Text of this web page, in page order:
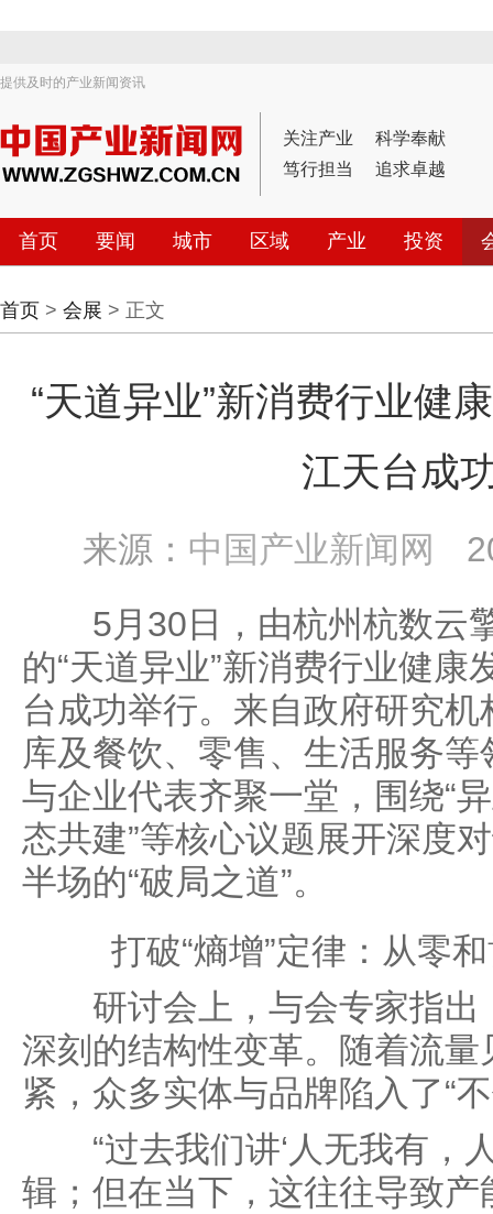
提供及时的产业新闻资讯
关注产业
科学奉献
笃行担当
追求卓越
首页 要闻 城市 区域 产业 投资
首页 > 会展 > 正文
“天道异业”新消费行业健
江天台成
来源： 中国产业新闻网
5月30日，由杭州杭数云
的“天道异业”新消费行业健康
台成功举行。来自政府研究
库及餐饮、零售、生活服务
与企业代表齐聚一堂，围绕“
态共建”等核心议题展开深度
半场的“破局之道”。
打破“熵增”定律：从零
研讨会上，与会专家指出
深刻的结构性变革。随着流
紧，众多实体与品牌陷入了“
“过去我们讲‘人无我有，
辑；但在当下，这往往导致产